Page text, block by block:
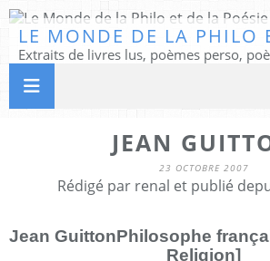
JEAN
23 OCTOBRE 2007
Rédigé par renal et publié
Jean GuittonPhilosophe
Religion]